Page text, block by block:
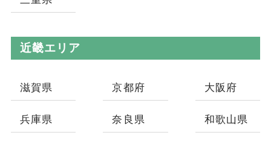
近畿エリア
滋賀県 京都府 大阪府
兵庫県 奈良県 和歌山県